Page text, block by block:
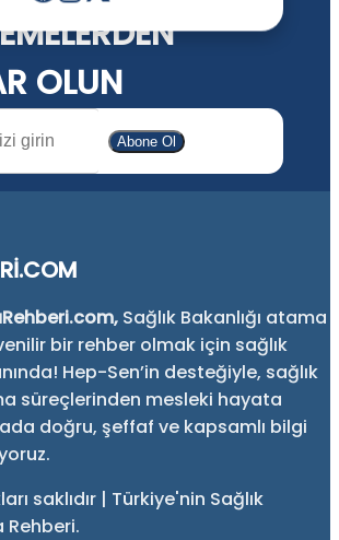
OLUN
Abone Ol
Sağlık Bakanlığı atama
bir rehber olmak için sağlık
Hep-Sen’in desteğiyle, sağlık
süreçlerinden mesleki hayata
doğru, şeffaf ve kapsamlı bilgi
saklıdır | Türkiye'nin Sağlık
Rehberi.